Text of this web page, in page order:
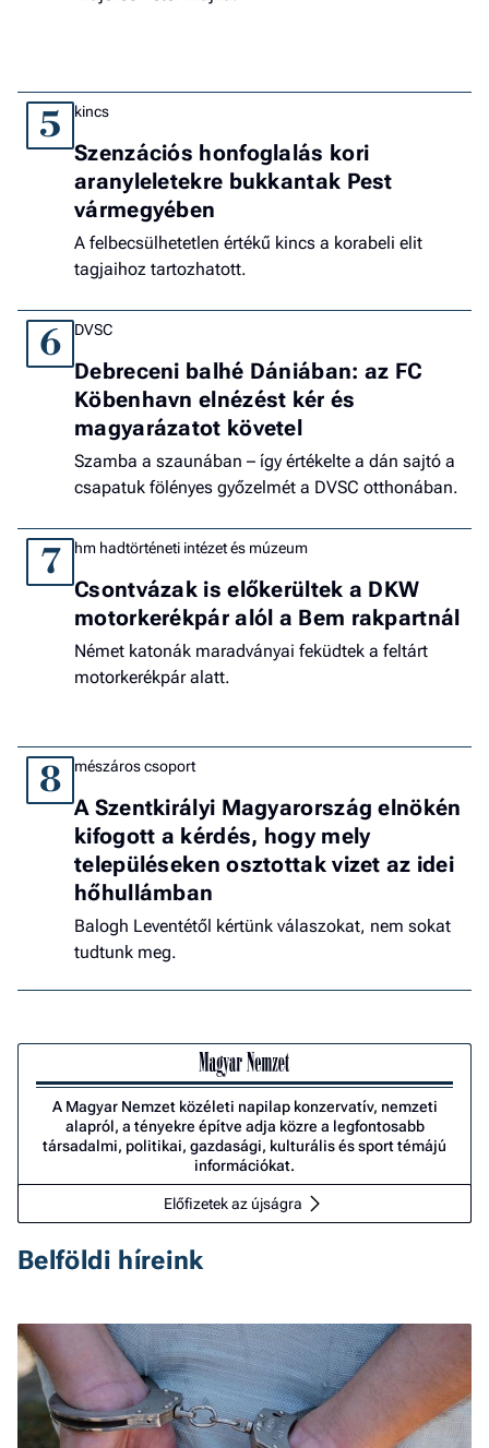
5 kincs
Szenzációs honfoglalás kori
aranyleletekre bukkantak Pest
vármegyében
A felbecsülhetetlen értékű kincs a korabeli elit
tagjaihoz tartozhatott.
6 DVSC
Debreceni balhé Dániában: az FC
Köbenhavn elnézést kér és
magyarázatot követel
Szamba a szaunában – így értékelte a dán sajtó a
csapatuk fölényes győzelmét a DVSC otthonában.
7 hm hadtörténeti intézet és múzeum
Csontvázak is előkerültek a DKW
motorkerékpár alól a Bem rakpartnál
Német katonák maradványai feküdtek a feltárt
motorkerékpár alatt.
8 mészáros csoport
A Szentkirályi Magyarország elnökén
kifogott a kérdés, hogy mely
településeken osztottak vizet az idei
hőhullámban
Balogh Leventétől kértünk válaszokat, nem sokat
tudtunk meg.
A Magyar Nemzet közéleti napilap konzervatív, nemzeti
alapról, a tényekre építve adja közre a legfontosabb
társadalmi, politikai, gazdasági, kulturális és sport témájú
információkat.
Előfizetek az újságra
Belföldi híreink